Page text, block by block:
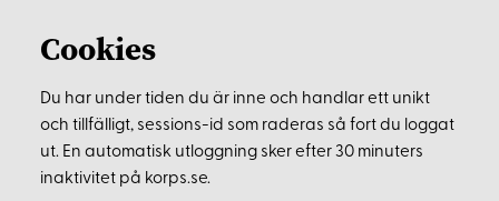
Cookies
Du har under tiden du är inne och handlar ett unikt
och tillfälligt, sessions-id som raderas så fort du loggat
ut. En automatisk utloggning sker efter 30 minuters
inaktivitet på korps.se.